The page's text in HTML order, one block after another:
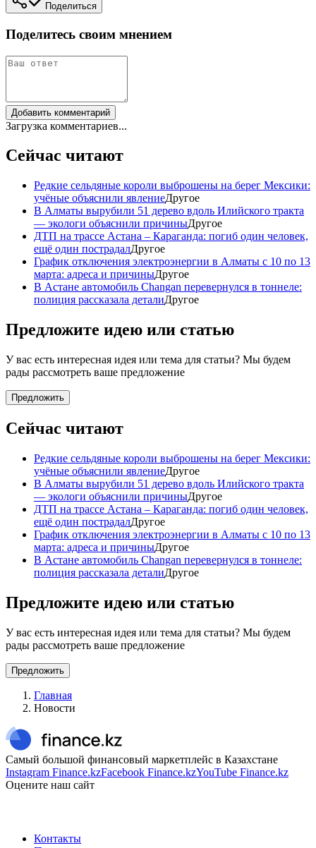
Поделиться
Поделитесь своим мнением
Добавить комментарий
Загрузка комментариев...
Сейчас читают
Редкие сельдяные короли выброшены на берег Мексики:
учёные объяснили явлениеДругое
В Алматы вырубили 51 дерево вдоль Илийского тракта
— экологи объяснили причиныДругое
ДТП на трассе Астана – Караганда: погиб один человек,
ещё один пострадалДругое
График отключения электроэнергии в Алматы с 10 по 13
марта: адреса и причиныДругое
В Астане автомобиль Changan перевернулся в тоннеле:
полиция рассказала деталиДругое
Предложите идею или статью
У вас есть интересная идея или тема для статьи? Мы будем
рады рассмотреть ваше предложение
Предложить
Сейчас читают
Редкие сельдяные короли выброшены на берег Мексики:
учёные объяснили явлениеДругое
В Алматы вырубили 51 дерево вдоль Илийского тракта
— экологи объяснили причиныДругое
ДТП на трассе Астана – Караганда: погиб один человек,
ещё один пострадалДругое
График отключения электроэнергии в Алматы с 10 по 13
марта: адреса и причиныДругое
В Астане автомобиль Changan перевернулся в тоннеле:
полиция рассказала деталиДругое
Предложите идею или статью
У вас есть интересная идея или тема для статьи? Мы будем
рады рассмотреть ваше предложение
Предложить
Главная
Новости
Самый большой финансовый маркетплейс в Казахстане
Instagram Finance.kzFacebook Finance.kzYouTube Finance.kz
Оцените наш сайт
Контакты